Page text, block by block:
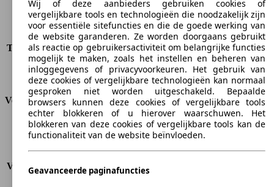
Deuren
5
Stoelen
5
Dakbelasting
-
Trekgewicht (ongeremd) -
Trekgewicht (geremd)
1400 kg
Kofferbak capaciteit
-
Verbruik
CO2-uitstoot*
162 g/km (komb.)
Verbruik (stad)
8.4 l/100km
Verbruik (snelweg)
4.8 l/100km
Verbruik (gemiddeld)* 6.1 l/100km
Wij of deze aanbieders gebruiken cookies of
vergelijkbare tools en technologieën die noodzakelijk zijn
voor essentiële sitefuncties en die de goede werking van
de website garanderen. Ze worden doorgaans gebruikt
als reactie op gebruikersactiviteit om belangrijke functies
mogelijk te maken, zoals het instellen en beheren van
inloggegevens of privacyvoorkeuren. Het gebruik van
deze cookies of vergelijkbare technologieën kan normaal
gesproken niet worden uitgeschakeld. Bepaalde
browsers kunnen deze cookies of vergelijkbare tools
echter blokkeren of u hierover waarschuwen. Het
blokkeren van deze cookies of vergelijkbare tools kan de
functionaliteit van de website beïnvloeden.
Geavanceerde paginafuncties